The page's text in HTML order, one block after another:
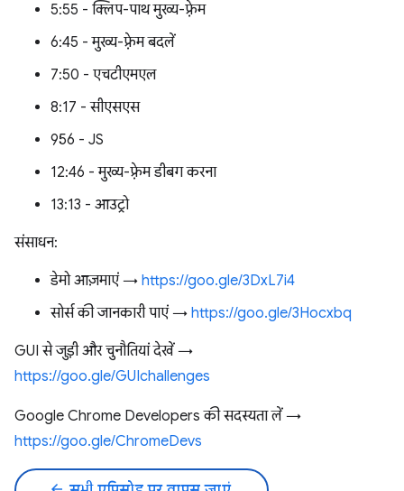
5:55 - क्लिप-पाथ मुख्य-फ़्रेम
6:45 - मुख्य-फ़्रेम बदलें
7:50 - एचटीएमएल
8:17 - सीएसएस
9:56 - JS
12:46 - मुख्य-फ़्रेम डीबग करना
13:13 - आउट्रो
संसाधन:
डेमो आज़माएं → https://goo.gle/3DxL7i4
सोर्स की जानकारी पाएं → https://goo.gle/3Hocxbq
GUI से जुड़ी और चुनौतियां देखें →
https://goo.gle/GUIchallenges
Google Chrome Developers की सदस्यता लें →
https://goo.gle/ChromeDevs